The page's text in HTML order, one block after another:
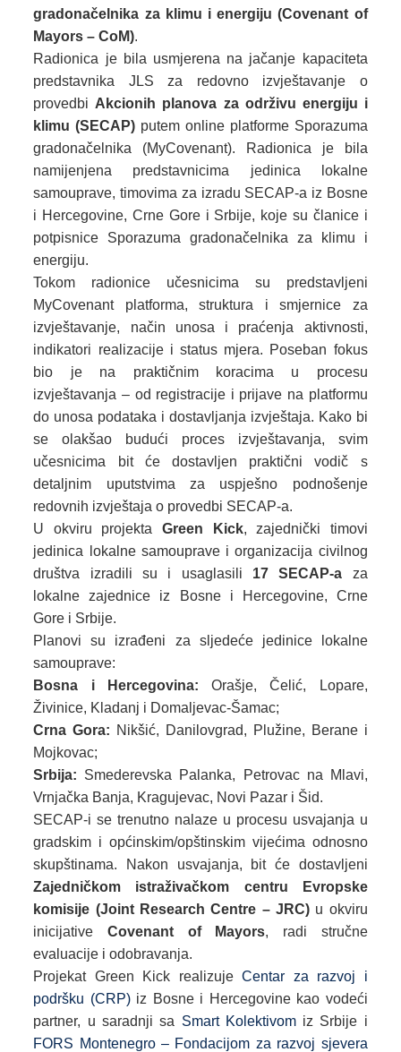
gradonačelnika za klimu i energiju (Covenant of
Mayors – CoM).
Radionica je bila usmjerena na jačanje kapaciteta
predstavnika JLS za redovno izvještavanje o
provedbi Akcionih planova za održivu energiju i
klimu (SECAP) putem online platforme Sporazuma
gradonačelnika (MyCovenant). Radionica je bila
namijenjena predstavnicima jedinica lokalne
samouprave, timovima za izradu SECAP-a iz Bosne
i Hercegovine, Crne Gore i Srbije, koje su članice i
potpisnice Sporazuma gradonačelnika za klimu i
energiju.
Tokom radionice učesnicima su predstavljeni
MyCovenant platforma, struktura i smjernice za
izvještavanje, način unosa i praćenja aktivnosti,
indikatori realizacije i status mjera. Poseban fokus
bio je na praktičnim koracima u procesu
izvještavanja – od registracije i prijave na platformu
do unosa podataka i dostavljanja izvještaja. Kako bi
se olakšao budući proces izvještavanja, svim
učesnicima bit će dostavljen praktični vodič s
detaljnim uputstvima za uspješno podnošenje
redovnih izvještaja o provedbi SECAP-a.
U okviru projekta Green Kick, zajednički timovi
jedinica lokalne samouprave i organizacija civilnog
društva izradili su i usaglasili 17 SECAP-a za
lokalne zajednice iz Bosne i Hercegovine, Crne
Gore i Srbije.
Planovi su izrađeni za sljedeće jedinice lokalne
samouprave:
Bosna i Hercegovina: Orašje, Čelić, Lopare,
Živinice, Kladanj i Domaljevac-Šamac;
Crna Gora: Nikšić, Danilovgrad, Plužine, Berane i
Mojkovac;
Srbija: Smederevska Palanka, Petrovac na Mlavi,
Vrnjačka Banja, Kragujevac, Novi Pazar i Šid.
SECAP-i se trenutno nalaze u procesu usvajanja u
gradskim i općinskim/opštinskim vijećima odnosno
skupštinama. Nakon usvajanja, bit će dostavljeni
Zajedničkom istraživačkom centru Evropske
komisije (Joint Research Centre – JRC)u okviru
inicijativeCovenant of Mayors, radi stručne
evaluacije i odobravanja.
Projekat Green Kick realizujeCentar za razvoj i
podršku (CRP)iz Bosne i Hercegovine kao vodeći
partner, u saradnji sa Smart Kolektivomiz Srbije i
FORS Montenegro – Fondacijom za razvoj sjevera